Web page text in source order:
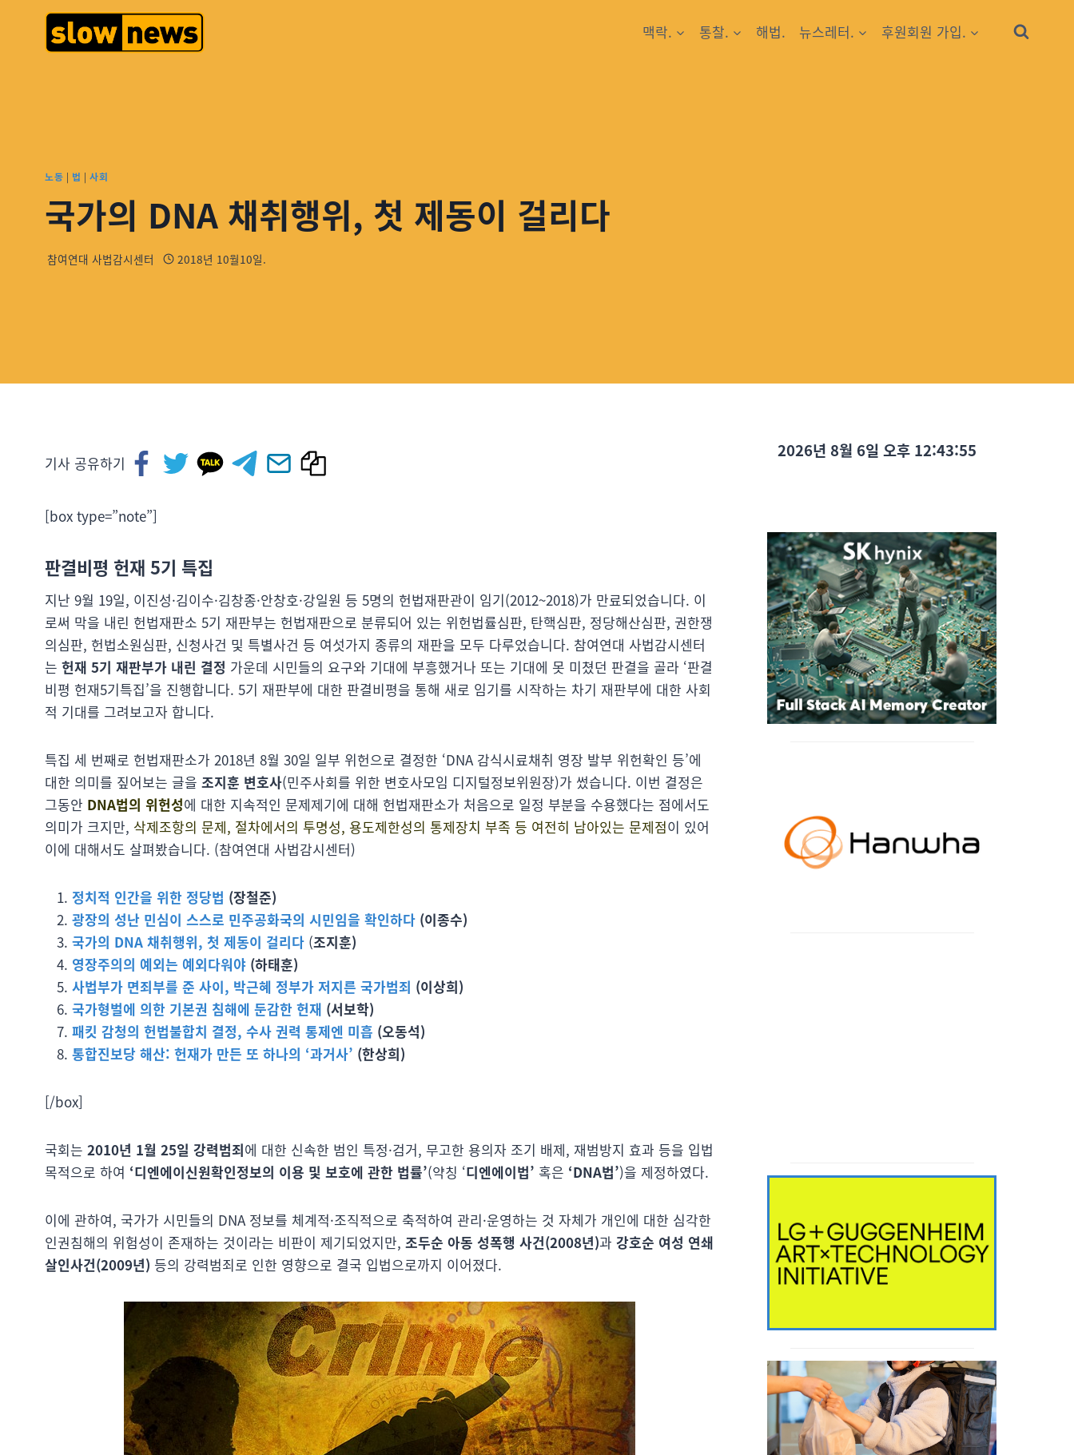
맥락. 통찰. 해법. 뉴스레터. 후원회원 가입.
노동 | 법 |사회
국가의 DNA 채취행위, 첫 제동이 걸리다
참여연대 사법감시센터 2018년 10월10일.
기사 공유하기
[box type=”note”]
판결비평 헌재 5기 특집
지난 9월 19일, 이진성·김이수·김창종·안창호·강일원 등 5명의 헌법재판관이 임기(2012~2018)가 만료되었습니다. 이
로써 막을 내린 헌법재판소 5기 재판부는 헌법재판으로 분류되어 있는 위헌법률심판, 탄핵심판, 정당해산심판, 권한쟁
의심판, 헌법소원심판, 신청사건 및 특별사건 등 여섯가지 종류의 재판을 모두 다루었습니다. 참여연대 사법감시센터
는 헌재 5기 재판부가 내린 결정 가운데 시민들의 요구와 기대에 부흥했거나 또는 기대에 못 미쳤던 판결을 골라 ‘판결
비평 헌재5기특집’을 진행합니다. 5기 재판부에 대한 판결비평을 통해 새로 임기를 시작하는 차기 재판부에 대한 사회
적 기대를 그려보고자 합니다.
특집 세 번째로 헌법재판소가 2018년 8월 30일 일부 위헌으로 결정한 ‘DNA 감식시료채취 영장 발부 위헌확인 등’에
대한 의미를 짚어보는 글을 조지훈 변호사(민주사회를 위한 변호사모임 디지털정보위원장)가 썼습니다. 이번 결정은
그동안 DNA법의 위헌성에 대한 지속적인 문제제기에 대해 헌법재판소가 처음으로 일정 부분을 수용했다는 점에서도
의미가 크지만, 삭제조항의 문제, 절차에서의 투명성, 용도제한성의 통제장치 부족 등 여전히 남아있는 문제점이 있어
이에 대해서도 살펴봤습니다. (참여연대 사법감시센터)
정치적 인간을 위한 정당법 (장철준)
광장의 성난 민심이 스스로 민주공화국의 시민임을 확인하다 (이종수)
국가의 DNA 채취행위, 첫 제동이 걸리다 (조지훈)
영장주의의 예외는 예외다워야 (하태훈)
사법부가 면죄부를 준 사이, 박근혜 정부가 저지른 국가범죄 (이상희)
국가형벌에 의한 기본권 침해에 둔감한 헌재 (서보학)
패킷 감청의 헌법불합치 결정, 수사 권력 통제엔 미흡 (오동석)
통합진보당 해산: 헌재가 만든 또 하나의 ‘과거사’ (한상희)
[/box]
국회는 2010년 1월 25일 강력범죄에 대한 신속한 범인 특정·검거, 무고한 용의자 조기 배제, 재범방지 효과 등을 입법
목적으로 하여 ‘디엔에이신원확인정보의 이용 및 보호에 관한 법률’(약칭 ‘디엔에이법’ 혹은 ‘DNA법’)을 제정하였다.
이에 관하여, 국가가 시민들의 DNA 정보를 체계적·조직적으로 축적하여 관리·운영하는 것 자체가 개인에 대한 심각한
인권침해의 위험성이 존재하는 것이라는 비판이 제기되었지만, 조두순 아동 성폭행 사건(2008년)과 강호순 여성 연쇄
살인사건(2009년) 등의 강력범죄로 인한 영향으로 결국 입법으로까지 이어졌다.
2026년 8월 6일 오후 12:43:57